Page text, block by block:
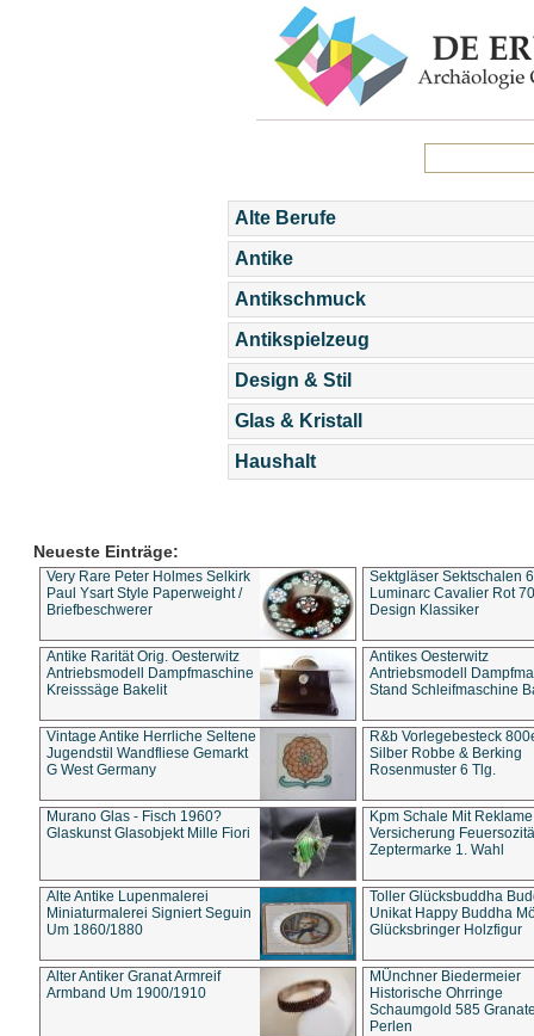
Alte Berufe
Antike
Antikschmuck
Antikspielzeug
Design & Stil
Glas & Kristall
Haushalt
Neueste Einträge:
Very Rare Peter Holmes Selkirk
Paul Ysart Style Paperweight /
Briefbeschwerer
Sektgläser Sektschalen
Luminarc Cavalier Rot
Design Klassiker
Antike Rarität Orig. Oesterwitz
Antriebsmodell Dampfmaschine
Kreisssäge Bakelit
Antikes Oesterwitz
Antriebsmodell
Stand Schleifmaschine
Vintage Antike Herrliche Seltene
Jugendstil Wandfliese Gemarkt
G West Germany
R&b Vorlegebesteck
Silber Robbe & Berking
Rosenmuster 6 Tlg.
Murano Glas - Fisch 1960?
Glaskunst Glasobjekt Mille Fiori
Kpm Schale Mit Reklame
Versicherung
Zeptermarke 1. Wahl
Alte Antike Lupenmalerei
Miniaturmalerei Signiert Seguin
Um 1860/1880
Toller Glücksbuddha
Unikat Happy Buddha
Glücksbringer Holzfigur
Alter Antiker Granat Armreif
Armband Um 1900/1910
MÜnchner Biedermeier
Historische Ohrringe
Schaumgold 585
Perlen